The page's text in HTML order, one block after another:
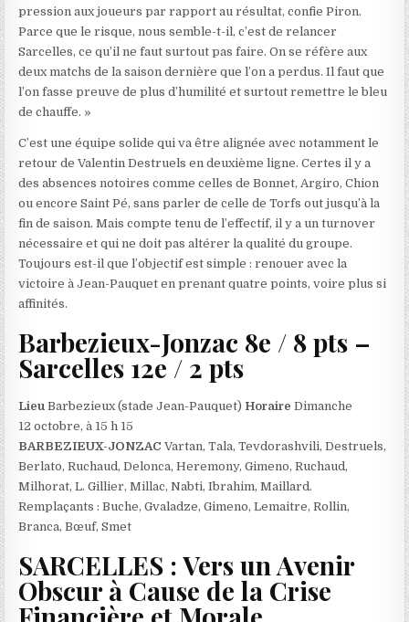
pression aux joueurs par rapport au résultat, confie Piron.
Parce que le risque, nous semble-t-il, c’est de relancer
Sarcelles, ce qu’il ne faut surtout pas faire. On se réfère aux
deux matchs de la saison dernière que l’on a perdus. Il faut que
l’on fasse preuve de plus d’humilité et surtout remettre le bleu
de chauffe. »
C’est une équipe solide qui va être alignée avec notamment le
retour de Valentin Destruels en deuxième ligne. Certes il y a
des absences notoires comme celles de Bonnet, Argiro, Chion
ou encore Saint Pé, sans parler de celle de Torfs out jusqu’à la
fin de saison. Mais compte tenu de l’effectif, il y a un turnover
nécessaire et qui ne doit pas altérer la qualité du groupe.
Toujours est-il que l’objectif est simple : renouer avec la
victoire à Jean-Pauquet en prenant quatre points, voire plus si
affinités.
Barbezieux-Jonzac 8e / 8 pts –
Sarcelles 12e / 2 pts
Lieu Barbezieux (stade Jean-Pauquet) Horaire Dimanche
12 octobre, à 15 h 15
BARBEZIEUX-JONZAC Vartan, Tala, Tevdorashvili, Destruels,
Berlato, Ruchaud, Delonca, Heremony, Gimeno, Ruchaud,
Milhorat, L. Gillier, Millac, Nabti, Ibrahim, Maillard.
Remplaçants : Buche, Gvaladze, Gimeno, Lemaitre, Rollin,
Branca, Bœuf, Smet
SARCELLES : Vers un Avenir
Obscur à Cause de la Crise